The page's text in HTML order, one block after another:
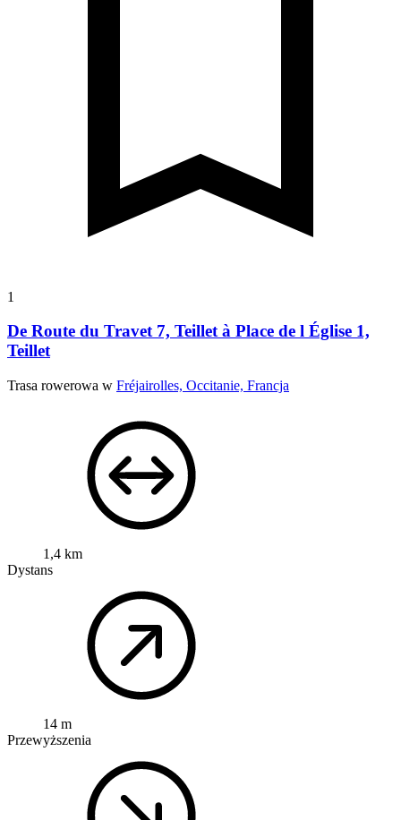
1
De Route du Travet 7, Teillet à Place de l Église 1,
Teillet
Trasa rowerowa w Fréjairolles, Occitanie, Francja
1,4 km
Dystans
14 m
Przewyższenia